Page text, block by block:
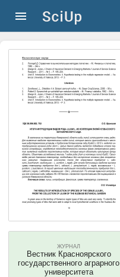
ЖУРНАЛ
Вестник Красноярского
государственного аграрного
университета